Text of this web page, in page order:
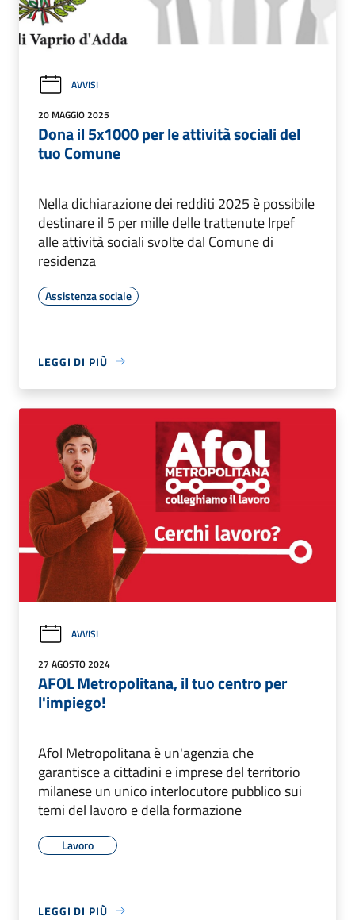
AVVISI
20 MAGGIO 2025
Dona il 5x1000 per le attività sociali del
tuo Comune
Nella dichiarazione dei redditi 2025 è possibile
destinare il 5 per mille delle trattenute Irpef
alle attività sociali svolte dal Comune di
residenza
Assistenza sociale
LEGGI DI PIÙ
AVVISI
27 AGOSTO 2024
AFOL Metropolitana, il tuo centro per
l'impiego!
Afol Metropolitana è un'agenzia che
garantisce a cittadini e imprese del territorio
milanese un unico interlocutore pubblico sui
temi del lavoro e della formazione
Lavoro
LEGGI DI PIÙ